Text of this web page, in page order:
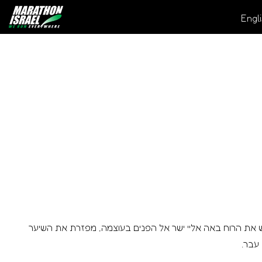
את הרוח באה אליי ישר אל הפנים בעוצמה, מפזרת את השיער
עבר.